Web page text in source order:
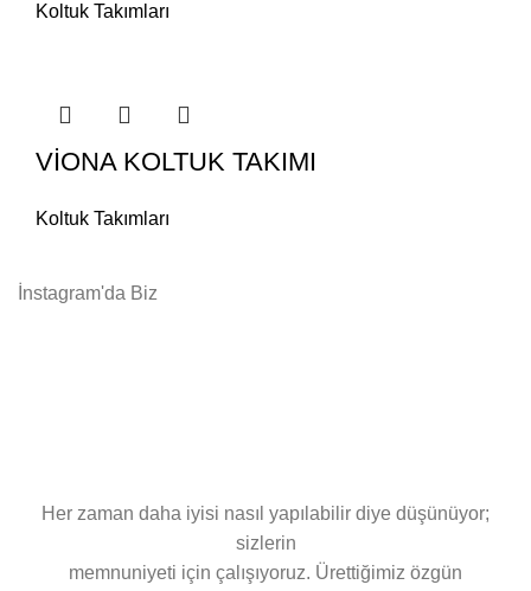
Koltuk Takımları
VİONA KOLTUK TAKIMI
Koltuk Takımları
İnstagram'da Biz
Her zaman daha iyisi nasıl yapılabilir diye düşünüyor;
sizlerin
memnuniyeti için çalışıyoruz. Ürettiğimiz özgün